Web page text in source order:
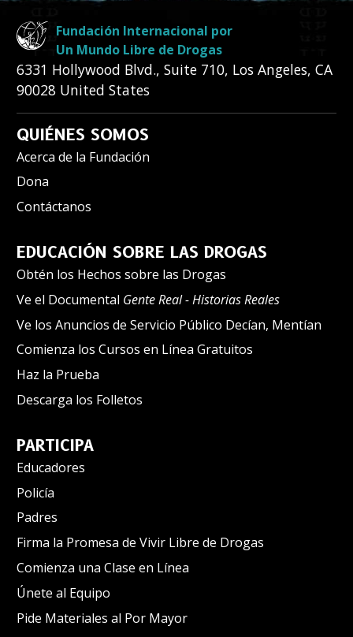
Fundación Internacional por
Un Mundo Libre de Drogas
6331 Hollywood Blvd., Suite 710, Los Angeles, CA
90028 United States
QUIÉNES SOMOS
Acerca de la Fundación
Dona
Contáctanos
EDUCACIÓN SOBRE LAS DROGAS
Obtén los Hechos sobre las Drogas
Ve el Documental Gente Real - Historias Reales
Ve los Anuncios de Servicio Público Decían, Mentían
Comienza los Cursos en Línea Gratuitos
Haz la Prueba
Descarga los Folletos
PARTICIPA
Educadores
Policía
Padres
Firma la Promesa de Vivir Libre de Drogas
Comienza una Clase en Línea
Únete al Equipo
Pide Materiales al Por Mayor